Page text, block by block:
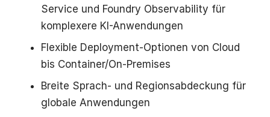
Service und Foundry Observability für
komplexere KI-Anwendungen
Flexible Deployment-Optionen von Cloud
bis Container/On-Premises
Breite Sprach- und Regionsabdeckung für
globale Anwendungen